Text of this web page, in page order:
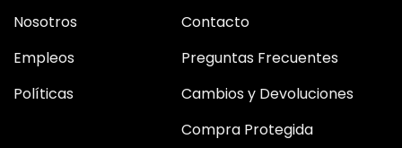
Nosotros
Empleos
Políticas
Contacto
Preguntas Frecuentes
Cambios y Devoluciones
Compra Protegida